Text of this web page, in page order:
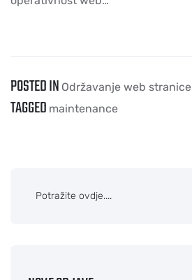
POSTED IN Održavanje web stranice
TAGGED maintenance